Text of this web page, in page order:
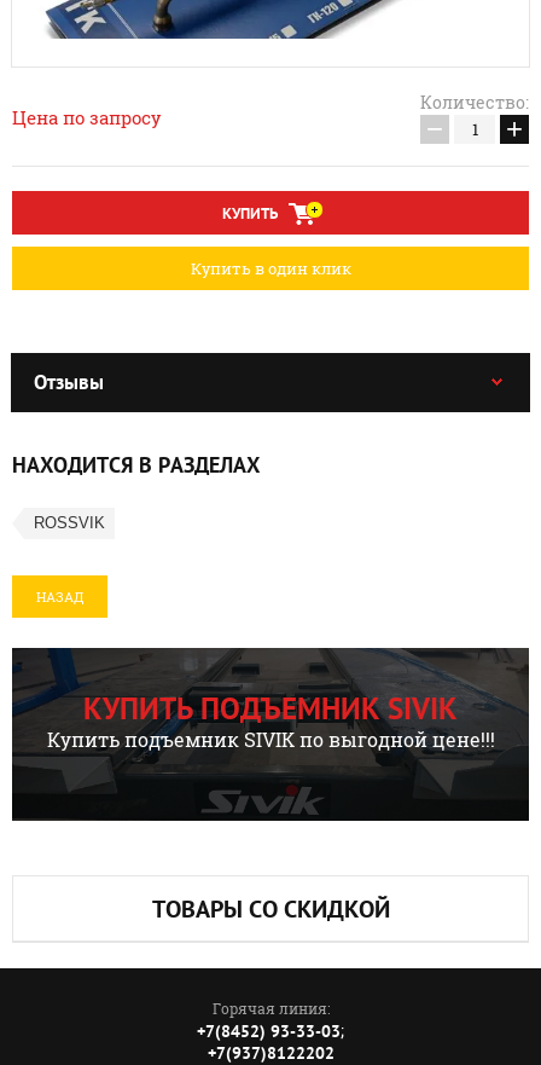
Цена по запросу
Количество:
− +
КУПИТЬ
Купить в один клик
Отзывы
НАХОДИТСЯ В РАЗДЕЛАХ
ROSSVIK
НАЗАД
КУПИТЬ ПОДЪЕМНИК SIVIK
Купить подъемник SIVIK по выгодной цене!!!
ТОВАРЫ СО СКИДКОЙ
Горячая линия:
+7(8452) 93-33-03;
+7(937)8122202